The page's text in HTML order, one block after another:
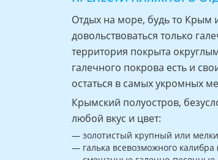
Отдых на море, будь то Крым
довольствоваться только
территория покрыта
галечного покрова есть и
остаться в самых укромных
Крымский полуостров,
любой вкус и цвет:
— золотистый крупный или
— галька всевозможного